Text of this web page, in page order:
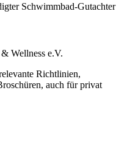
Schwimmbad-Gutachter
Wellness e.V.
Richtlinien,
auch für privat